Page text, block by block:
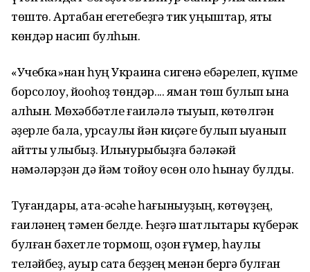
төштө. Артабан егетебеҙгә тик уңыштар, яҡты
көндәр насип булһын.
«Учебка»нан һуң Украина сигенә ебәрелеп, күпме
борсолоу, йоҡоһоҙ төндәр.... яман төш булып ҡына
ҡалһын. Мөхәббәтле ғаиләлә тыуып, көтөлгән
ҡәҙерле бала, ҡурсаулы йән киҫәге булып ҡыуанып
ҡайтты улыбыҙ. Ильнурыбыҙға бәләкәй
нәмәләрҙән дә йәм тойоу өсөн оло һынау булды.
Туғандары, ата-әсәһе һағыныуҙың, көтөүҙең,
ғаиләнең тәмен белде. Һеҙгә шатлыҡтары күберәк
булған бәхетле тормош, оҙон ғүмер, һаулыҡ
теләйбеҙ, ауыр саҡта беҙҙең менән бергә булған